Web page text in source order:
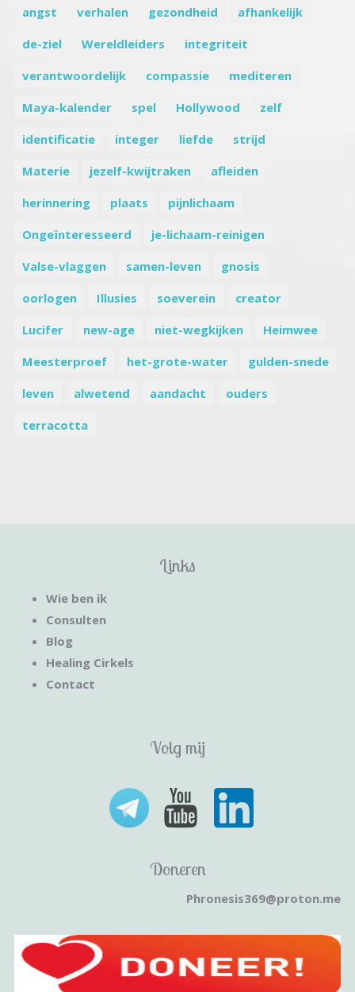
angst
verhalen gezondheid
afhankelijk
de-ziel
Wereldleiders
integriteit
verantwoordelijk
compassie
mediteren
Maya-kalender
spel Hollywood
zelf
identificatie
integer liefde
strijd
Materie
jezelf-kwijtraken
afleiden
herinnering
plaats
pijnlichaam
Ongeïnteresseerd
je-lichaam-reinigen
Valse-vlaggen
samen-leven
gnosis
oorlogen
Illusies soeverein
creator
Lucifer
new-age niet-wegkijken
Heimwee
Meesterproef
het-grote-water
gulden-snede
leven
alwetend aandacht
ouders
terracotta
Links
Wie ben ik
Consulten
Blog
Healing Cirkels
Contact
Volg mij
Doneren
Phronesis369@proton.me